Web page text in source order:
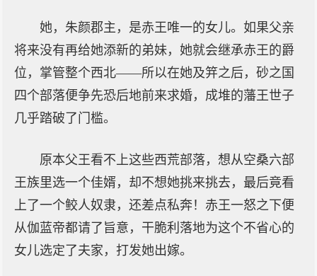
她，朱颜郡主，是赤王唯一的女儿。如果父亲
将来没有再给她添新的弟妹，她就会继承赤王的爵
位，掌管整个西北——所以在她及笄之后，砂之国
四个部落便争先恐后地前来求婚，成堆的藩王世子
几乎踏破了门槛。
原本父王看不上这些西荒部落，想从空桑六部
王族里选一个佳婿，却不想她挑来挑去，最后竟看
上了一个鲛人奴隶，还差点私奔！赤王一怒之下便
从伽蓝帝都请了旨意，干脆利落地为这个不省心的
女儿选定了夫家，打发她出嫁。